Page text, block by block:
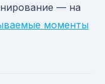
— на
моменты